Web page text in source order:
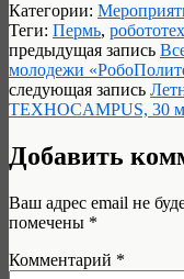
Категории:
Теги: Пермь,
предыдущая запись
молодежи
следующая запись
TEXHOCAMPUS, 30
Добавить
Ваш адрес email не
помечены *
Комментарий *